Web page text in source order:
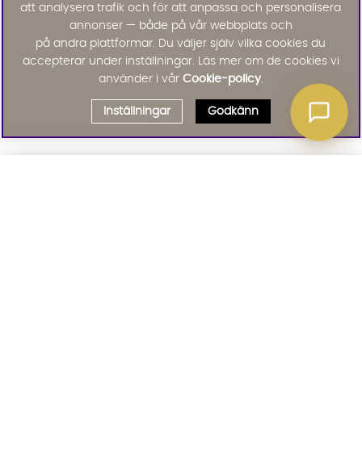
att analysera trafik och för att anpassa och personalisera
annonser — både på vår webbplats och
på andra plattformar. Du väljer själv vilka cookies du
accepterar under inställningar. Läs mer om de cookies vi
använder i vår Cookie-policy.
Inställningar Godkänn